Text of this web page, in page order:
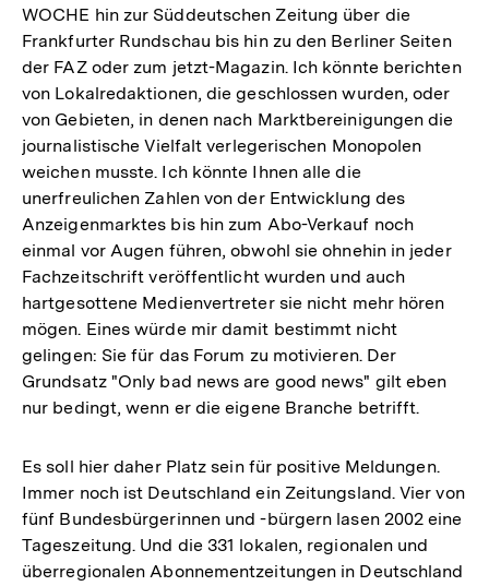
WOCHE hin zur Süddeutschen Zeitung über die
Frankfurter Rundschau bis hin zu den Berliner Seiten
der FAZ oder zum jetzt-Magazin. Ich könnte berichten
von Lokalredaktionen, die geschlossen wurden, oder
von Gebieten, in denen nach Marktbereinigungen die
journalistische Vielfalt verlegerischen Monopolen
weichen musste. Ich könnte Ihnen alle die
unerfreulichen Zahlen von der Entwicklung des
Anzeigenmarktes bis hin zum Abo-Verkauf noch
einmal vor Augen führen, obwohl sie ohnehin in jeder
Fachzeitschrift veröffentlicht wurden und auch
hartgesottene Medienvertreter sie nicht mehr hören
mögen. Eines würde mir damit bestimmt nicht
gelingen: Sie für das Forum zu motivieren. Der
Grundsatz "Only bad news are good news" gilt eben
nur bedingt, wenn er die eigene Branche betrifft.
Es soll hier daher Platz sein für positive Meldungen.
Immer noch ist Deutschland ein Zeitungsland. Vier von
fünf Bundesbürgerinnen und -bürgern lasen 2002 eine
Tageszeitung. Und die 331 lokalen, regionalen und
überregionalen Abonnementzeitungen in Deutschland